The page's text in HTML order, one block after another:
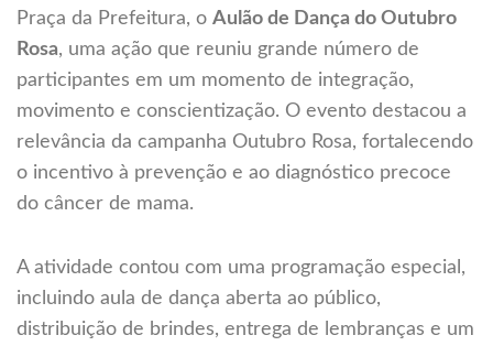
Praça da Prefeitura, o Aulão de Dança do Outubro
Rosa, uma ação que reuniu grande número de
participantes em um momento de integração,
movimento e conscientização. O evento destacou a
relevância da campanha Outubro Rosa, fortalecendo
o incentivo à prevenção e ao diagnóstico precoce
do câncer de mama.
A atividade contou com uma programação especial,
incluindo aula de dança aberta ao público,
distribuição de brindes, entrega de lembranças e um